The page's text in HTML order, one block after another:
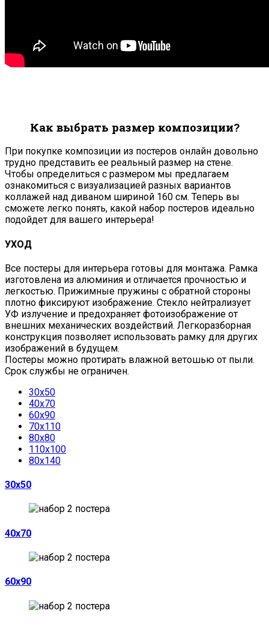
Как выбрать размер композиции?
При покупке композиции из постеров онлайн довольно
трудно представить ее реальный размер на стене.
Чтобы определиться с размером мы предлагаем
ознакомиться с визуализацией разных вариантов
коллажей над диваном шириной 160 см. Теперь вы
сможете легко понять, какой набор постеров идеально
подойдет для вашего интерьера!
УХОД
Все постеры для интерьера готовы для монтажа. Рамка
изготовлена из алюминия и отличается прочностью и
легкостью. Прижимные пружины с обратной стороны
плотно фиксируют изображение. Стекло нейтрализует
УФ излучение и предохраняет фотоизображение от
внешних механических воздействий. Легкоразборная
конструкция позволяет использовать рамку для других
изображений в будущем.
Постеры можно протирать влажной ветошью от пыли.
Срок службы не ограничен.
30х50
40х70
60х90
70х110
80х80
110х100
80х140
30х50
40х70
60х90